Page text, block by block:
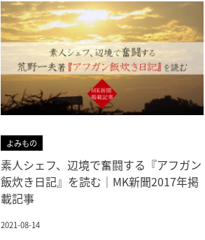
よみもの
素人シェフ、辺境で奮闘する『アフガン
飯炊き日記』を読む｜MK新聞2017年掲
載記事
2021-08-14